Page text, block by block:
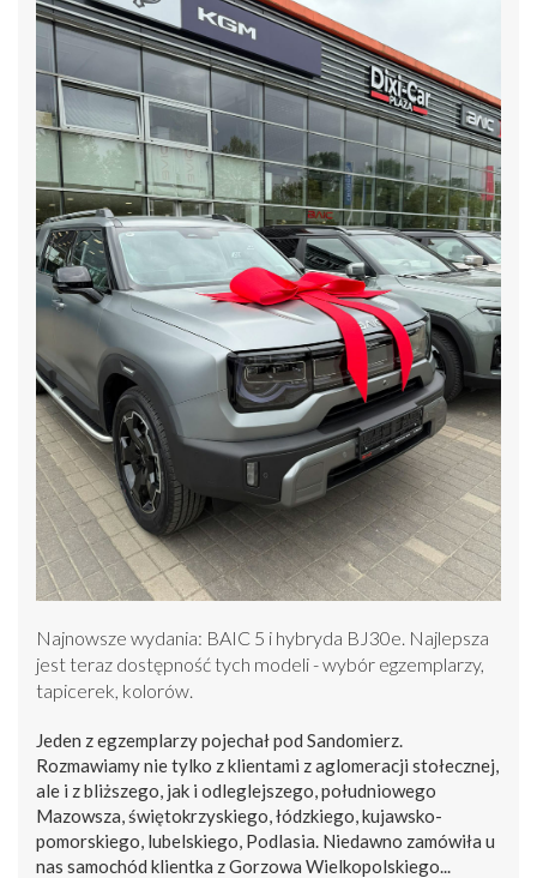
Najnowsze wydania: BAIC 5 i hybryda BJ30e. Najlepsza
jest teraz dostępność tych modeli - wybór egzemplarzy,
tapicerek, kolorów.
Jeden z egzemplarzy pojechał pod Sandomierz.
Rozmawiamy nie tylko z klientami z aglomeracji stołecznej,
ale i z bliższego, jak i odleglejszego, południowego
Mazowsza, świętokrzyskiego, łódzkiego, kujawsko-
pomorskiego, lubelskiego, Podlasia. Niedawno zamówiła u
nas samochód klientka z Gorzowa Wielkopolskiego...